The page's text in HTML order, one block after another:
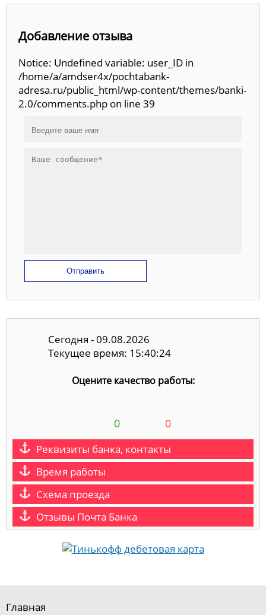
Добавление отзыва
Notice: Undefined variable: user_ID in
/home/a/amdser4x/pochtabank-
adresa.ru/public_html/wp-content/themes/banki-
2.0/comments.php on line 39
Отправить
Сегодня - 09.08.2026
Текущее время: 15:40:25
Оцените качество работы:
0 0
Реквизиты банка, контакты
Время работы
Схема проезда
Отзывы Почта Банка
Главная